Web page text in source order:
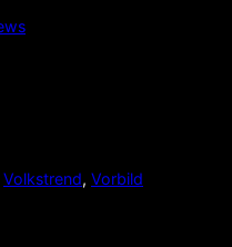
Volkstrend, Vorbild